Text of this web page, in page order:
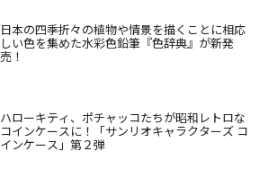
日本の四季折々の植物や情景を描くことに相応
しい色を集めた水彩色鉛筆『色辞典』が新発
売！
ハローキティ、ポチャッコたちが昭和レトロな
コインケースに！「サンリオキャラクターズ コ
インケース」第２弾